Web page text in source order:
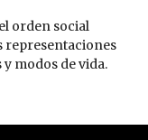
orden social
representaciones
modos de vida.